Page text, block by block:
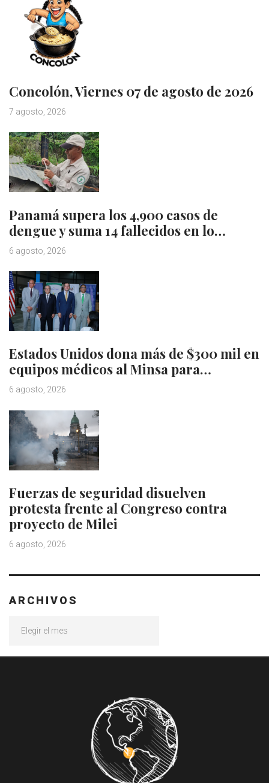
Concolón, Viernes 07 de agosto de 2026
7 agosto, 2026
Panamá supera los 4,900 casos de
dengue y suma 14 fallecidos en lo…
6 agosto, 2026
Estados Unidos dona más de $300 mil en
equipos médicos al Minsa para…
6 agosto, 2026
Fuerzas de seguridad disuelven
protesta frente al Congreso contra
proyecto de Milei
6 agosto, 2026
ARCHIVOS